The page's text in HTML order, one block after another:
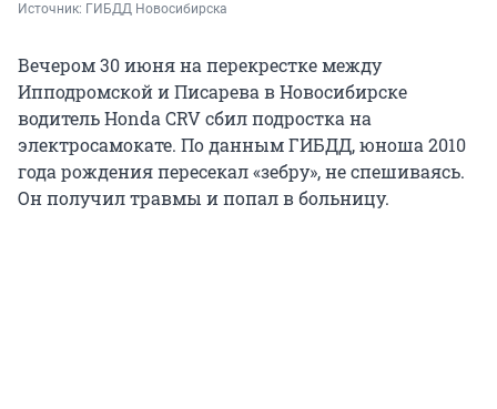
Источник: ГИБДД Новосибирска
Вечером 30 июня на перекрестке между
Ипподромской и Писарева в Новосибирске
водитель Honda CRV сбил подростка на
электросамокате. По данным ГИБДД, юноша 2010
года рождения пересекал «зебру», не спешиваясь.
Он получил травмы и попал в больницу.